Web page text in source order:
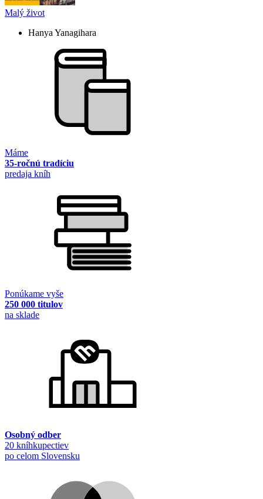
Malý život
Hanya Yanagihara
Máme
35-ročnú tradíciu
predaja kníh
Ponúkame vyše
250 000 titulov
na sklade
Osobný odber
20 kníhkupectiev
po celom Slovensku